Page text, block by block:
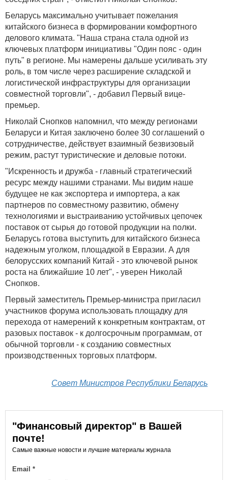
Беларусь максимально учитывает пожелания
китайского бизнеса в формировании комфортного
делового климата. "Наша страна стала одной из
ключевых платформ инициативы "Один пояс - один
путь" в регионе. Мы намерены дальше усиливать эту
роль, в том числе через расширение складской и
логистической инфраструктуры для организации
совместной торговли", - добавил Первый вице-
премьер.
Николай Снопков напомнил, что между регионами
Беларуси и Китая заключено более 30 соглашений о
сотрудничестве, действует взаимный безвизовый
режим, растут туристические и деловые потоки.
"Искренность и дружба - главный стратегический
ресурс между нашими странами. Мы видим наше
будущее не как экспортера и импортера, а как
партнеров по совместному развитию, обмену
технологиями и выстраиванию устойчивых цепочек
поставок от сырья до готовой продукции на полки.
Беларусь готова выступить для китайского бизнеса
надежным уголком, площадкой в Евразии. А для
белорусских компаний Китай - это ключевой рынок
роста на ближайшие 10 лет", - уверен Николай
Снопков.
Первый заместитель Премьер-министра пригласил
участников форума использовать площадку для
перехода от намерений к конкретным контрактам, от
разовых поставок - к долгосрочным программам, от
обычной торговли - к созданию совместных
производственных торговых платформ.
Совет Министров Pеспублики Беларусь
"Финансовый директор" в Вашей
почте!
Самые важные новости и лучшие материалы журнала
Email *